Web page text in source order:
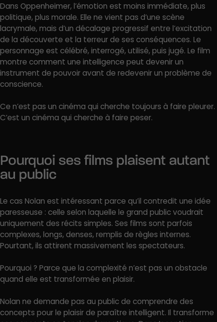
Dans Oppenheimer, l’émotion est moins immédiate, plus
politique, plus morale. Elle ne vient pas d’une scène
lacrymale, mais d’un décalage progressif entre l’excitation
de la découverte et la terreur de ses conséquences. Le
personnage est célébré, interrogé, utilisé, puis jugé. Le film
montre comment une intelligence peut devenir un
instrument de pouvoir avant de redevenir un problème de
conscience.
Ce n’est pas un cinéma qui cherche toujours à faire pleurer.
C’est un cinéma qui cherche à faire peser.
Pourquoi ses films plaisent autant
au public
Le cas Nolan est intéressant parce qu’il contredit une idée
paresseuse : celle selon laquelle le grand public voudrait
uniquement des récits simples. Ses films sont parfois
complexes, longs, denses, remplis de règles internes.
Pourtant, ils attirent massivement les spectateurs.
Pourquoi ? Parce que la complexité n’est pas un obstacle
quand elle est transformée en plaisir.
Nolan ne demande pas au public de comprendre des
concepts pour le plaisir de paraître intelligent. Il transforme